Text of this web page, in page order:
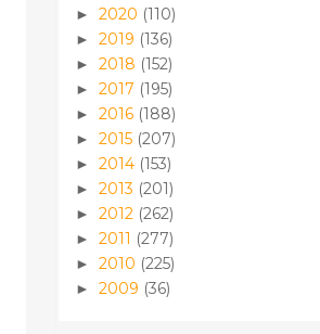
► 2020 (110)
► 2019 (136)
► 2018 (152)
► 2017 (195)
► 2016 (188)
► 2015 (207)
► 2014 (153)
► 2013 (201)
► 2012 (262)
► 2011 (277)
► 2010 (225)
► 2009 (36)